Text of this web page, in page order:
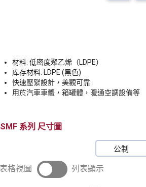
材料: 低密度聚乙烯（LDPE）
库存材料: LDPE (黑色)
快速壓緊設計，美觀可靠
用於汽車車體，箱罐體，暖通空調設備等
SMF 尺寸圖
公制
表格視圖 列表顯示